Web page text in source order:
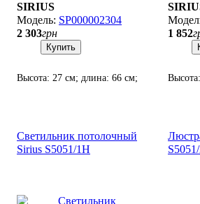
SIRIUS
SP000002304
2 303грн
Купить
Высота: 27 см; длина: 66 см;
1 852
Светильник потолочный
Sirius S5051/1H